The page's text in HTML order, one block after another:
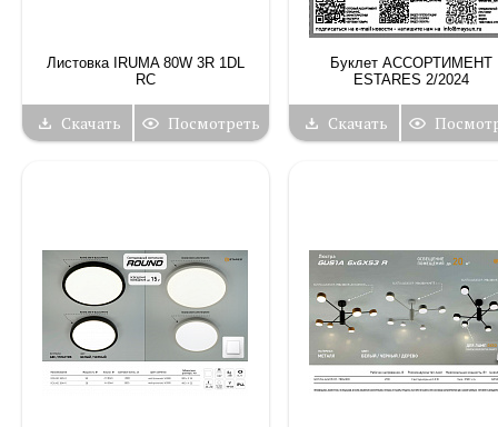
Листовка IRUMA 80W 3R 1DL
RC
Скачать Посмотреть
Буклет АССОРТИМЕНТ
ESTARES 2/2024
Скачать